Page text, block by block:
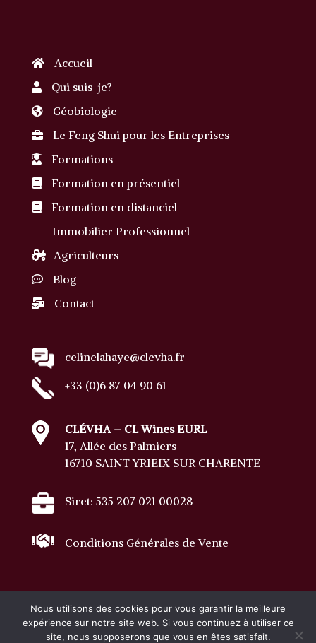
Accueil
Qui suis-je?
Géobiologie
Le Feng Shui pour les Entreprises
Formations
Formation en présentiel
Formation en distanciel
Immobilier Professionnel
Agriculteurs
Blog
Contact
celinelahaye@clevha.fr
+33 (0)6 87 04 90 61
CLÉVHA – CL Wines EURL
17, Allée des Palmiers
16710 SAINT YRIEIX SUR CHARENTE
Siret: 535 207 021 00028
Conditions Générales de Vente
Tous droits réservés · Copyright © 2023 Clevha
Nous utilisons des cookies pour vous garantir la meilleure
expérience sur notre site web. Si vous continuez à utiliser ce
site, nous supposerons que vous en êtes satisfait.